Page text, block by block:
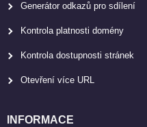
Generátor odkazů pro sdílení
Kontrola platnosti domény
Kontrola dostupnosti stránek
Otevření více URL
INFORMACE